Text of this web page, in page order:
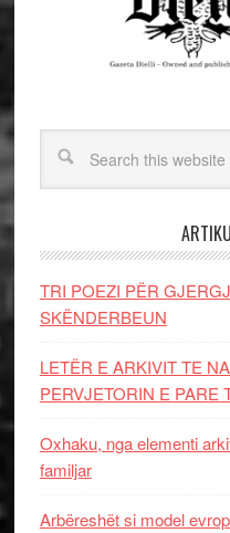
TRI POEZI PËR
SKËNDERBEUN
LETËR E ARKIVIT TE
PERVJETORIN E PARE
Oxhaku, nga elementi
familjar
Arbëreshët si model